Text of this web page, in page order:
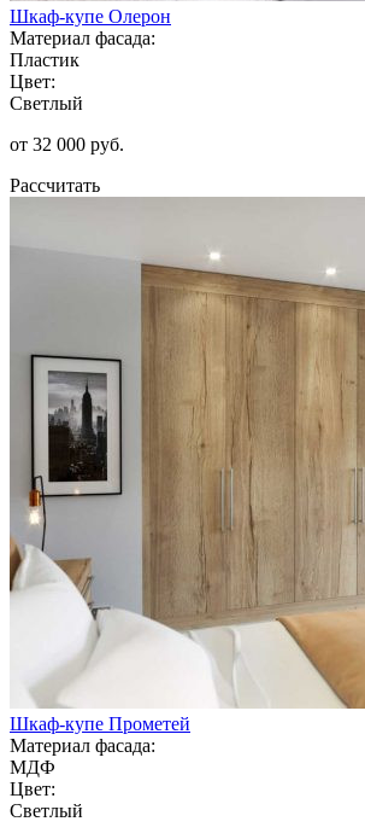
Шкаф-купе Олерон
Материал фасада:
Пластик
Цвет:
Светлый
от 32 000 руб.
Рассчитать
Шкаф-купе Прометей
Материал фасада:
МДФ
Цвет:
Светлый